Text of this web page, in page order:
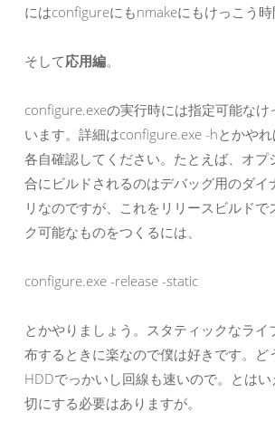
にはconfigureにもnmakeにもけっこう時
そして応用編。
configure.exeの実行時には指定可能なけ
います。詳細はconfigure.exe -hとかや
各自確認してください。たとえば、オプ
合にビルドされるのはデバッグ用のダイ
リなのですが、これをリリースビルドで
ク可能なものをつくるには、
configure.exe -release -static
とかやりましょう。スタティックなライ
布するときに楽なので僕は好きです。ど
HDDでっかいし回線も速いので。とは
切にする必要はありますが。